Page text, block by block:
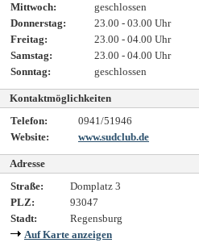
Mittwoch:
geschlossen
Donnerstag:
23.00 - 03.00 Uhr
Freitag:
23.00 - 04.00 Uhr
Samstag:
23.00 - 04.00 Uhr
Sonntag:
geschlossen
Kontaktmöglichkeiten
Telefon:
0941/51946
Website:
www.sudclub.de
Adresse
Straße:
Domplatz 3
PLZ:
93047
Stadt:
Regensburg
Auf Karte anzeigen